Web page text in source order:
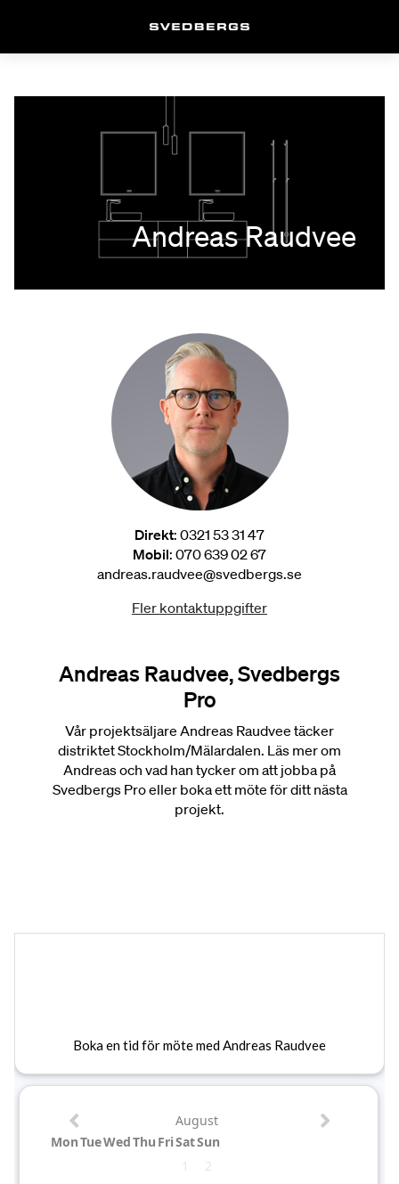
Andreas Raudvee
Direkt: 0321 53 31 47
Mobil: 070 639 02 67
andreas.raudvee@svedbergs.se
Fler kontaktuppgifter
Andreas Raudvee, Svedbergs
Pro
Vår projektsäljare Andreas Raudvee täcker
distriktet Stockholm/Mälardalen. Läs mer om
Andreas och vad han tycker om att jobba på
Svedbergs Pro eller boka ett möte för ditt nästa
projekt.